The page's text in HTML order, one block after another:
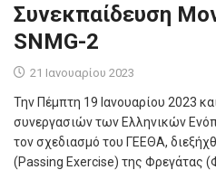
Συνεκπαίδευση
SNMG-2
21 Ιανουαρίου 2023
Την Πέμπτη 19 Ιανουαρίου 2023
συνεργασιών των Ελληνικών
τον σχεδιασμό του ΓΕΕΘΑ,
(Passing Exercise) της Φρεγάτας